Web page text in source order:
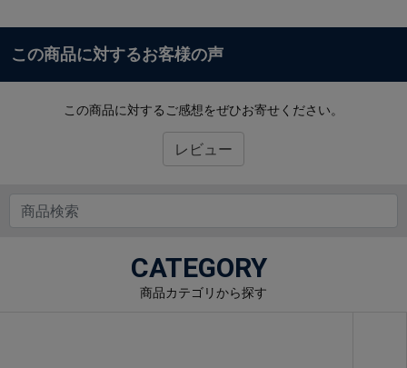
この商品に対するお客様の声
この商品に対するご感想をぜひお寄せください。
レビュー
CATEGORY
商品カテゴリから探す